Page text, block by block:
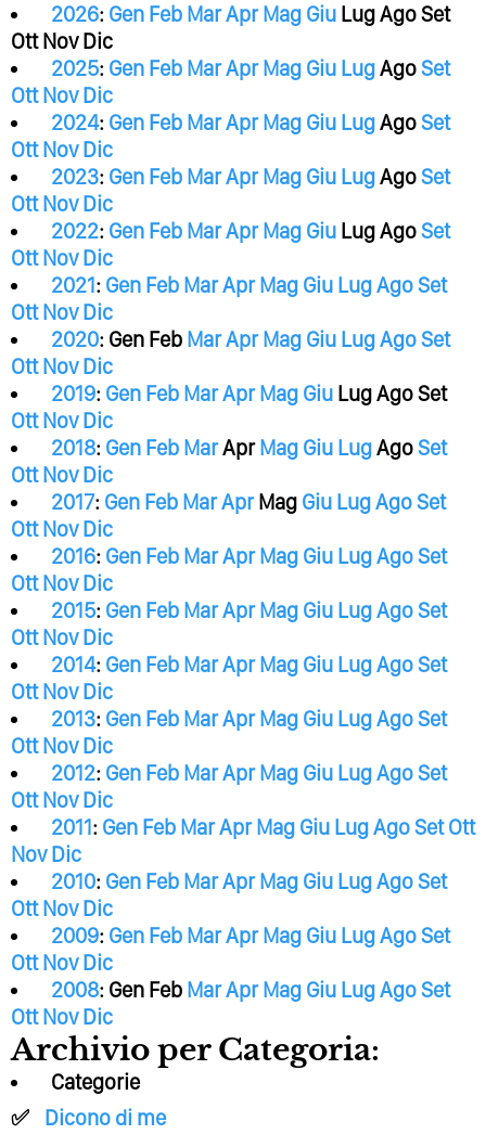
2026: Gen Feb MarApr Mag Giu LugAgoSet
Ott Nov Dic
2025: Gen Feb MarApr Mag Giu LugAgoSet
Ott Nov Dic
2024: Gen Feb MarApr Mag Giu LugAgoSet
Ott Nov Dic
2023: Gen Feb MarApr Mag Giu LugAgoSet
Ott Nov Dic
2022: Gen Feb MarApr Mag Giu LugAgoSet
Ott Nov Dic
2021: Gen Feb MarApr Mag Giu LugAgoSet
Ott Nov Dic
2020: Gen Feb MarApr Mag Giu LugAgoSet
Ott Nov Dic
2019: Gen Feb MarApr Mag Giu LugAgoSet
Ott Nov Dic
2018: Gen Feb MarApr Mag Giu LugAgoSet
Ott Nov Dic
2017: Gen Feb MarApr Mag Giu LugAgoSet
Ott Nov Dic
2016: Gen Feb MarApr Mag Giu LugAgoSet
Ott Nov Dic
2015: Gen Feb MarApr Mag Giu LugAgoSet
Ott Nov Dic
2014: Gen Feb MarApr Mag Giu LugAgoSet
Ott Nov Dic
2013: Gen Feb MarApr Mag Giu LugAgoSet
Ott Nov Dic
2012: Gen Feb MarApr Mag Giu LugAgoSet
Ott Nov Dic
2011: Gen Feb MarApr Mag Giu LugAgoSet Ott
Nov Dic
2010: Gen Feb MarApr Mag Giu LugAgoSet
Ott Nov Dic
2009: Gen Feb MarApr Mag Giu LugAgoSet
Ott Nov Dic
2008: Gen Feb MarApr Mag Giu LugAgoSet
Ott Nov Dic
Archivio per Categoria:
Categorie
Dicono di me